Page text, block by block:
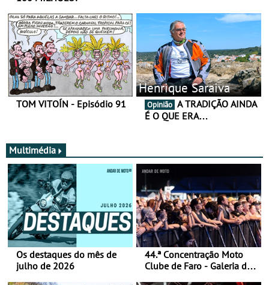
TOM VITOÍN - Episódio 91
Henrique Saraiva
Opinião
É O QUE ERA…
Multimédia
Os destaques do mês de
julho de 2026
44.ª Concentração Moto
Clube de Faro - Galeria de